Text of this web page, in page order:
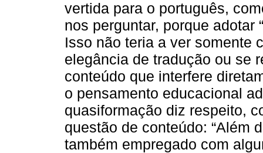
vertida para o português,
nos perguntar, porque adotar
Isso não teria a ver somente
elegância de tradução ou se
conteúdo que interfere
o pensamento educacional
quasiformação diz respeito,
questão de conteúdo: “Além
também empregado com